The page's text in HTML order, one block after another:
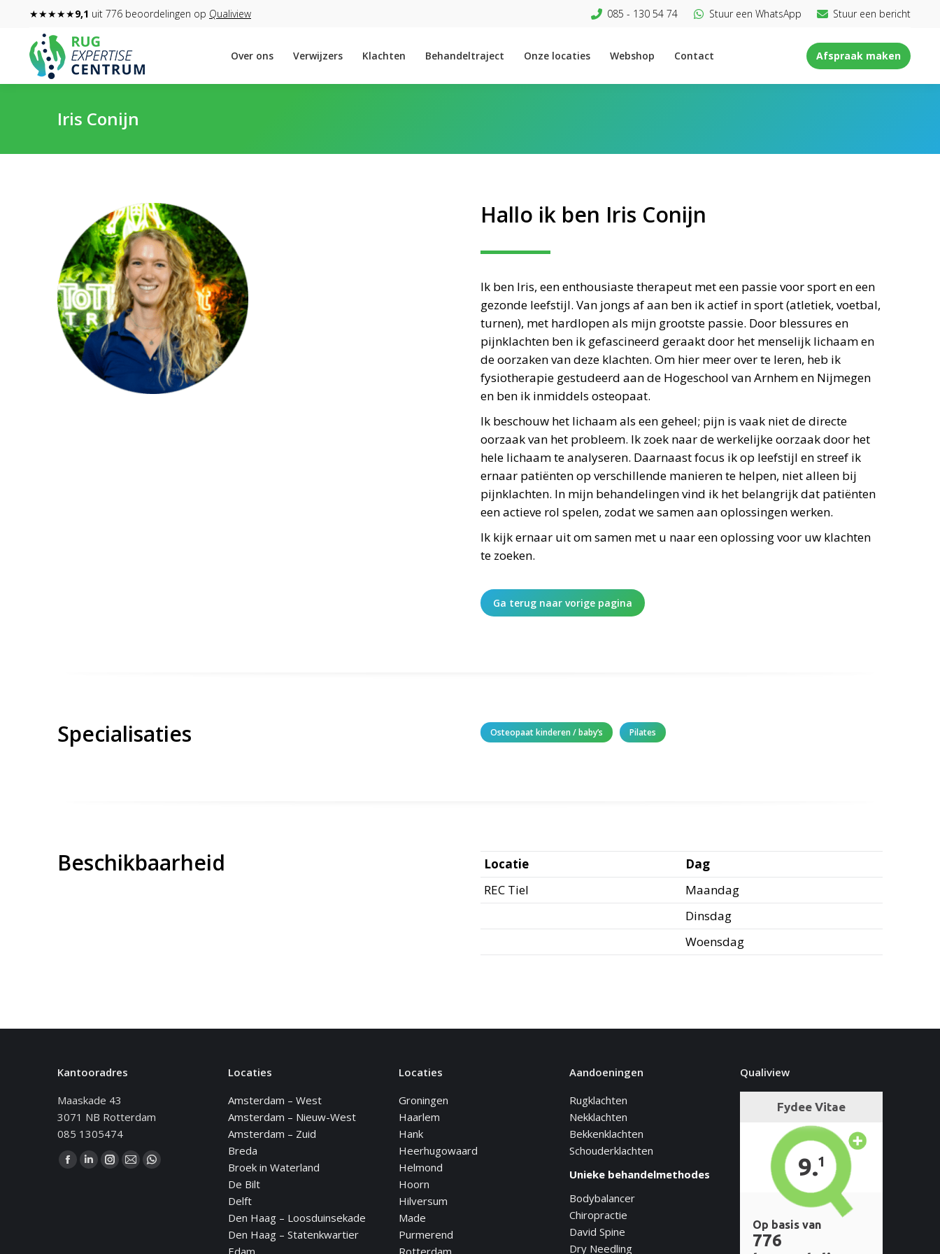
★★★★★9,1 uit 776 beoordelingen op Qualiview 085 - 130 54 74 Stuur een WhatsApp Stuur een bericht
Over ons Verwijzers Klachten Behandeltraject Onze locaties Webshop Contact Afspraak maken
Iris Conijn
Hallo ik ben Iris Conijn
Ik ben Iris, een enthousiaste therapeut met een passie voor sport en een
gezonde leefstijl. Van jongs af aan ben ik actief in sport (atletiek, voetbal,
turnen), met hardlopen als mijn grootste passie. Door blessures en
pijnklachten ben ik gefascineerd geraakt door het menselijk lichaam en
de oorzaken van deze klachten. Om hier meer over te leren, heb ik
fysiotherapie gestudeerd aan de Hogeschool van Arnhem en Nijmegen
en ben ik inmiddels osteopaat.
Ik beschouw het lichaam als een geheel; pijn is vaak niet de directe
oorzaak van het probleem. Ik zoek naar de werkelijke oorzaak door het
hele lichaam te analyseren. Daarnaast focus ik op leefstijl en streef ik
ernaar patiënten op verschillende manieren te helpen, niet alleen bij
pijnklachten. In mijn behandelingen vind ik het belangrijk dat patiënten
een actieve rol spelen, zodat we samen aan oplossingen werken.
Ik kijk ernaar uit om samen met u naar een oplossing voor uw klachten
te zoeken.
Ga terug naar vorige pagina
Specialisaties Osteopaat kinderen / baby’s Pilates
Beschikbaarheid Locatie
Dag
REC Tiel
Maandag
Dinsdag
Woensdag
Kantooradres
Maaskade 43
3071 NB Rotterdam
085 1305474
Vind ons op:
Facebook
LinkedinInstagram
MailWhatsApp
Locaties
Amsterdam – West
Amsterdam – Nieuw-West
Amsterdam – Zuid
Breda
Broek in Waterland
De Bilt
Delft
Den Haag – Loosduinsekade
Den Haag – Statenkwartier
Edam
Locaties
Groningen
Haarlem
Hank
Heerhugowaard
Helmond
Hoorn
Hilversum
Made
Purmerend
Rotterdam
Aandoeningen
Rugklachten
Nekklachten
Bekkenklachten
Schouderklachten
Unieke behandelmethodes
Bodybalancer
Chiropractie
David Spine
Dry Needling
Qualiview